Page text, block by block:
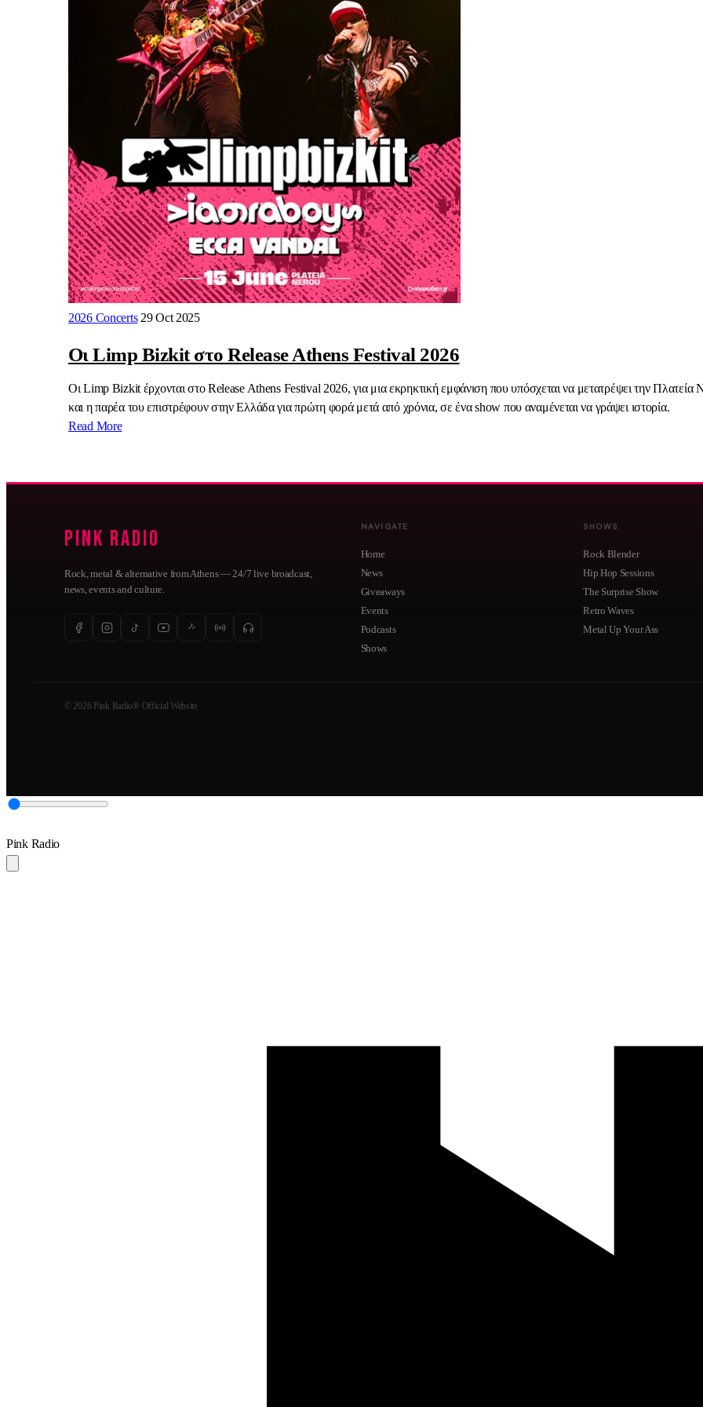
2026 Concerts 29 Oct 2025
Οι Limp Bizkit στο Release Athens Festival 2026
Οι Limp Bizkit έρχονται στο Release Athens Festival 2026, για μια εκρηκτική εμφάνιση που υπόσχεται να μετατρέψει την
και η παρέα του επιστρέφουν στην Ελλάδα για πρώτη φορά μετά από χρόνια, σε ένα show που αναμένεται να γράψει ιστορία.
Read More
Pink Radio
Rock, metal & alternative from Athens — 24/7 live broadcast,
news, events and culture.
NAVIGATE
Home
News
Giveaways
Events
Podcasts
Shows
SHOWS
Rock Blender
Hip Hop Sessions
The Surprise Show
Retro Waves
Metal Up Your Ass
© 2026 Pink Radio® Official Website
Pink Radio